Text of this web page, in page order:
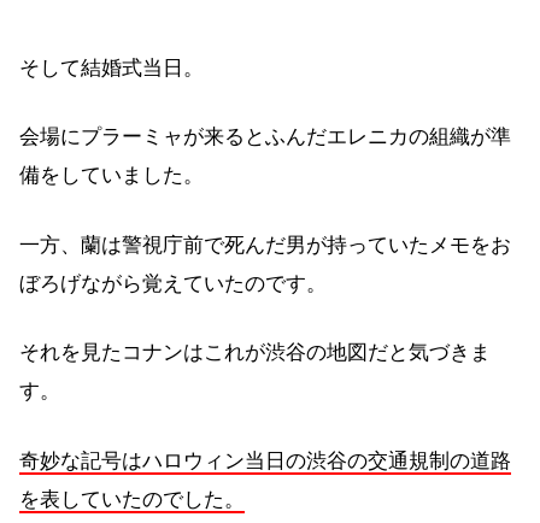
そして結婚式当日。
会場にプラーミャが来るとふんだエレニカの組織が準
備をしていました。
一方、蘭は警視庁前で死んだ男が持っていたメモをお
ぼろげながら覚えていたのです。
それを見たコナンはこれが渋谷の地図だと気づきま
す。
奇妙な記号はハロウィン当日の渋谷の交通規制の道路
を表していたのでした。